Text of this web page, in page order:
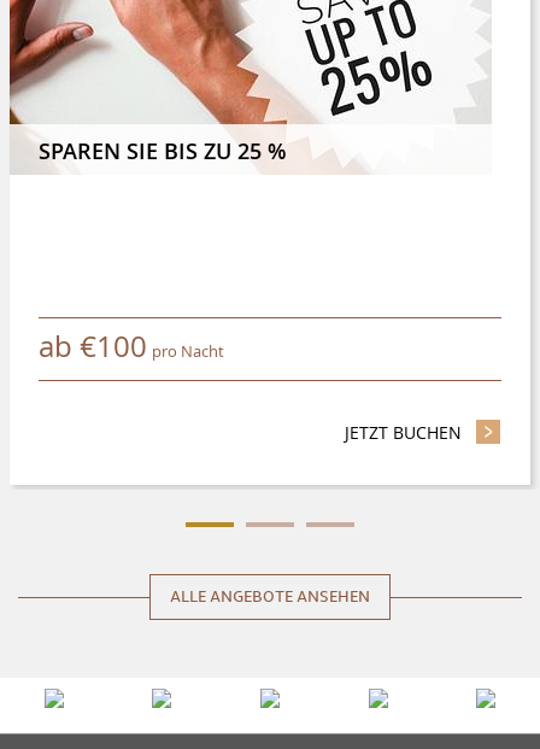
4 NÄCHTE UND MEHR UND SPAREN SIE 8 %
SPAREN SIE BIS ZU 25 %
ab €100 pro Nacht
JETZT BUCHEN -
ALLE ANGEBOTE ANSEHEN